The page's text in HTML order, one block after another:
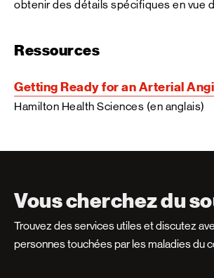
obtenir des détails spécifiques en vue
Ressources
Getting Ready for an Arterial
Hamilton Health Sciences (en anglais)
Vous cherchez du
Trouvez des services utiles et discutez
personnes touchées par les maladies du